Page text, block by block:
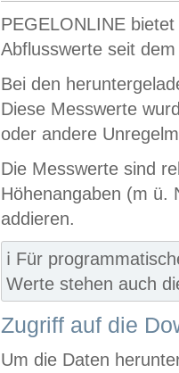
PEGELONLINE
Abflusswerte seit
Bei den
Diese Messwerte
oder andere
Die Messwerte sind
Höhenangaben (m ü.
addieren.
ℹ️ Für
Werte stehen auch
Zugriff auf die
Um die Daten